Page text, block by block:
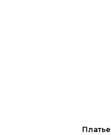
Платье